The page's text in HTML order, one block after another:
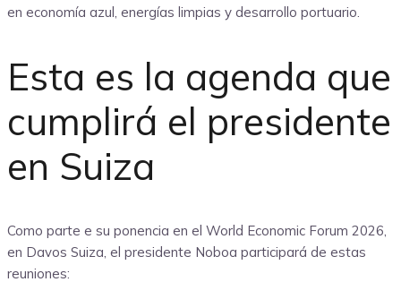
en economía azul, energías limpias y desarrollo portuario.
Esta es la agenda que
cumplirá el presidente
en Suiza
Como parte e su ponencia en el World Economic Forum 2026,
en Davos Suiza, el presidente Noboa participará de estas
reuniones: